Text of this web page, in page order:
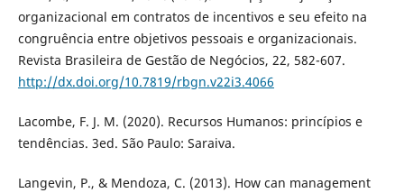
organizacional em contratos de incentivos e seu efeito na
congruência entre objetivos pessoais e organizacionais.
Revista Brasileira de Gestão de Negócios, 22, 582-607.
http://dx.doi.org/10.7819/rbgn.v22i3.4066
Lacombe, F. J. M. (2020). Recursos Humanos: princípios e
tendências. 3ed. São Paulo: Saraiva.
Langevin, P., & Mendoza, C. (2013). How can management